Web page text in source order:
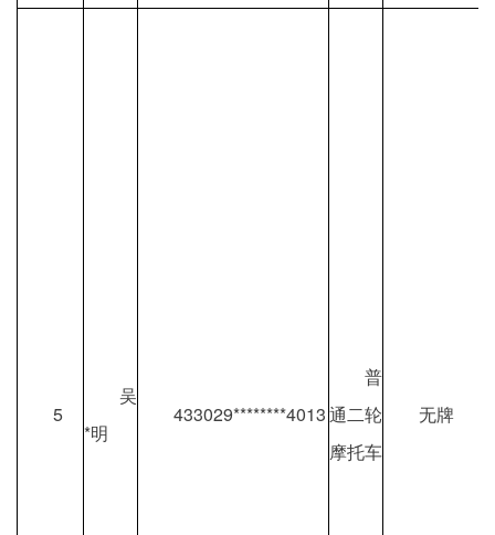
5
吴
*明
433029********4013
普
通二轮
摩托车
无牌